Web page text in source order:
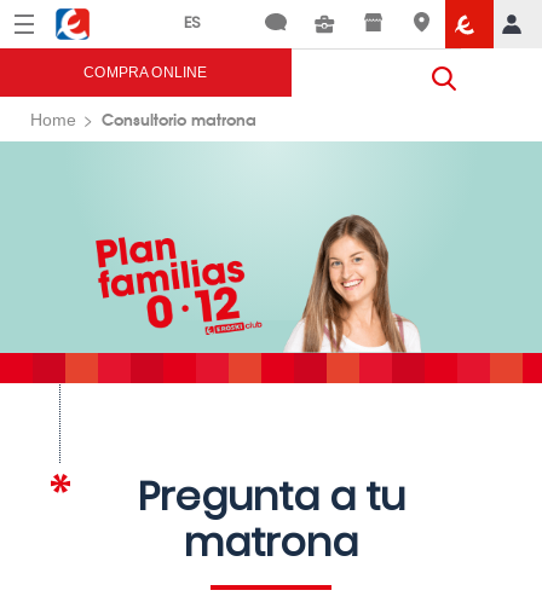
Menú Eroski
COMPRA ONLINE
Home Consultorio matrona
Pregunta a tu
matrona